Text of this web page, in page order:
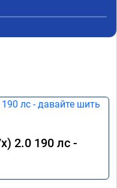
2.0 190 лс -